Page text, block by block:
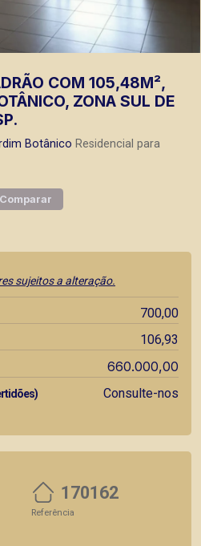
COM 105,48M²,
ZONA SUL DE
Botânico Residencial para
Comparar
sujeitos a alteração.
700,00
106,93
660.000,00
Consulte-nos
170162
Referência